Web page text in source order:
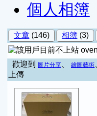
個人相簿
文章 (146) 相簿 (3)
歡迎到
圖片分享 繪圖藝術
上傳